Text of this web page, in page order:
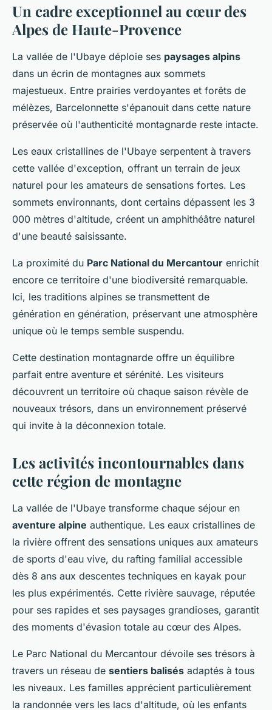
Un cadre exceptionnel au cœur des
Alpes de Haute-Provence
La vallée de l'Ubaye déploie ses paysages alpins
dans un écrin de montagnes aux sommets
majestueux. Entre prairies verdoyantes et forêts de
mélèzes, Barcelonnette s'épanouit dans cette nature
préservée où l'authenticité montagnarde reste intacte.
Les eaux cristallines de l'Ubaye serpentent à travers
cette vallée d'exception, offrant un terrain de jeux
naturel pour les amateurs de sensations fortes. Les
sommets environnants, dont certains dépassent les 3
000 mètres d'altitude, créent un amphithéâtre naturel
d'une beauté saisissante.
La proximité du Parc National du Mercantour enrichit
encore ce territoire d'une biodiversité remarquable.
Ici, les traditions alpines se transmettent de
génération en génération, préservant une atmosphère
unique où le temps semble suspendu.
Cette destination montagnarde offre un équilibre
parfait entre aventure et sérénité. Les visiteurs
découvrent un territoire où chaque saison révèle de
nouveaux trésors, dans un environnement préservé
qui invite à la déconnexion totale.
Les activités incontournables dans
cette région de montagne
La vallée de l'Ubaye transforme chaque séjour en
aventure alpine authentique. Les eaux cristallines de
la rivière offrent des sensations uniques aux amateurs
de sports d'eau vive, du rafting familial accessible
dès 8 ans aux descentes techniques en kayak pour
les plus expérimentés. Cette rivière sauvage, réputée
pour ses rapides et ses paysages grandioses, garantit
des moments d'évasion totale au cœur des Alpes.
Le Parc National du Mercantour dévoile ses trésors à
travers un réseau de sentiers balisés adaptés à tous
les niveaux. Les familles apprécient particulièrement
la randonnée vers les lacs d'altitude, où les enfants